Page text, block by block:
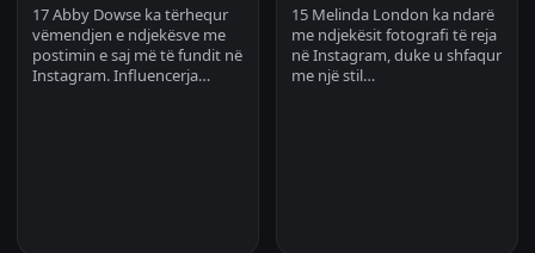
17 Abby Dowse ka tërhequr
vëmendjen e ndjekësve me
postimin e saj më të fundit në
Instagram. Influencerja…
15 Melinda London ka ndarë
me ndjekësit fotografi të reja
në Instagram, duke u shfaqur
me një stil…